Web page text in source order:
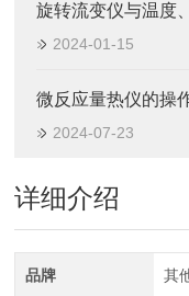
旋转流变仪与温度
2024-01-15
微反应量热仪的操
2024-07-23
详细介绍
品牌 其